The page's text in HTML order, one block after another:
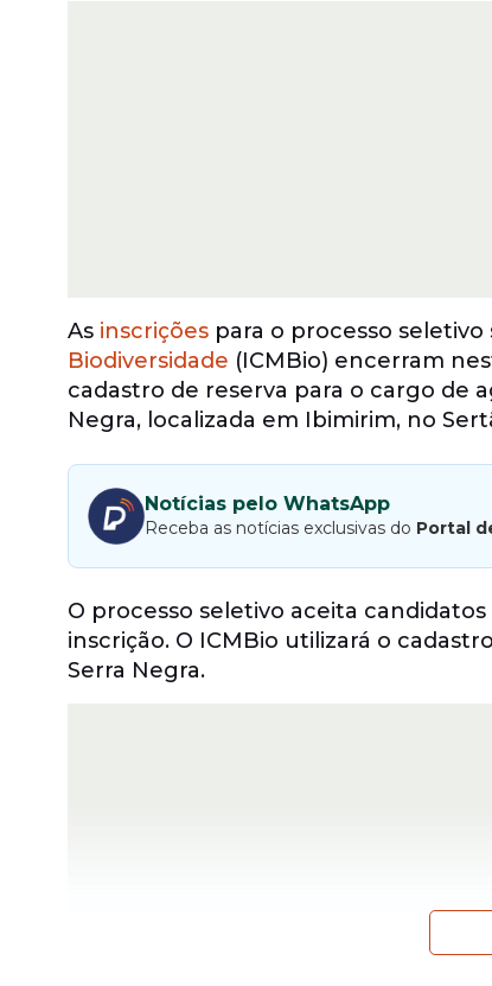
As inscrições para o processo
Biodiversidade (ICMBio) encerram
cadastro de reserva para o cargo de
Negra, localizada em Ibimirim, no
Notícias pelo WhatsApp
Receba as notícias exclusivas do Portal
O processo seletivo aceita
inscrição. O ICMBio utilizará o
Serra Negra.